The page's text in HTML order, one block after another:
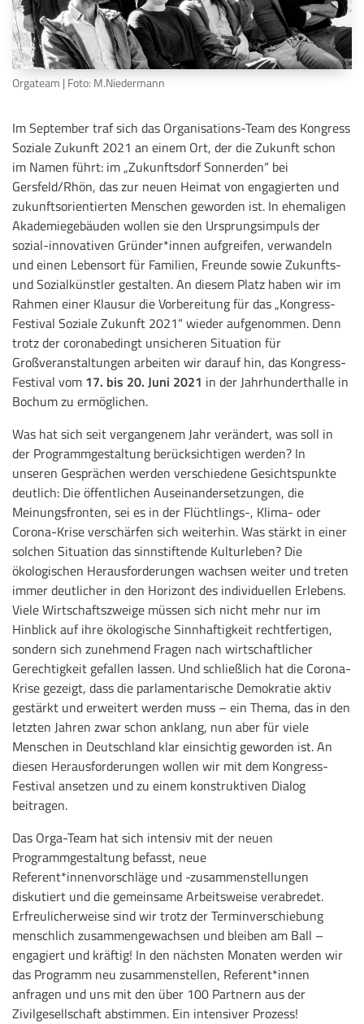
Orgateam | Foto: M.Niedermann
Im September traf sich das Organisations-Team des Kongress
Soziale Zukunft 2021 an einem Ort, der die Zukunft schon
im Namen führt: im „Zukunftsdorf Sonnerden“ bei
Gersfeld/Rhön, das zur neuen Heimat von engagierten und
zukunftsorientierten Menschen geworden ist. In ehemaligen
Akademiegebäuden wollen sie den Ursprungsimpuls der
sozial-innovativen Gründer*innen aufgreifen, verwandeln
und einen Lebensort für Familien, Freunde sowie Zukunfts-
und Sozialkünstler gestalten. An diesem Platz haben wir im
Rahmen einer Klausur die Vorbereitung für das „Kongress-
Festival Soziale Zukunft 2021“ wieder aufgenommen. Denn
trotz der coronabedingt unsicheren Situation für
Großveranstaltungen arbeiten wir darauf hin, das Kongress-
Festival vom 17. bis 20. Juni 2021 in der Jahrhunderthalle in
Bochum zu ermöglichen.
Was hat sich seit vergangenem Jahr verändert, was soll in
der Programmgestaltung berücksichtigen werden? In
unseren Gesprächen werden verschiedene Gesichtspunkte
deutlich: Die öffentlichen Auseinandersetzungen, die
Meinungsfronten, sei es in der Flüchtlings-, Klima- oder
Corona-Krise verschärfen sich weiterhin. Was stärkt in einer
solchen Situation das sinnstiftende Kulturleben? Die
ökologischen Herausforderungen wachsen weiter und treten
immer deutlicher in den Horizont des individuellen Erlebens.
Viele Wirtschaftszweige müssen sich nicht mehr nur im
Hinblick auf ihre ökologische Sinnhaftigkeit rechtfertigen,
sondern sich zunehmend Fragen nach wirtschaftlicher
Gerechtigkeit gefallen lassen. Und schließlich hat die Corona-
Krise gezeigt, dass die parlamentarische Demokratie aktiv
gestärkt und erweitert werden muss – ein Thema, das in den
letzten Jahren zwar schon anklang, nun aber für viele
Menschen in Deutschland klar einsichtig geworden ist. An
diesen Herausforderungen wollen wir mit dem Kongress-
Festival ansetzen und zu einem konstruktiven Dialog
beitragen.
Das Orga-Team hat sich intensiv mit der neuen
Programmgestaltung befasst, neue
Referent*innenvorschläge und -zusammenstellungen
diskutiert und die gemeinsame Arbeitsweise verabredet.
Erfreulicherweise sind wir trotz der Terminverschiebung
menschlich zusammengewachsen und bleiben am Ball –
engagiert und kräftig! In den nächsten Monaten werden wir
das Programm neu zusammenstellen, Referent*innen
anfragen und uns mit den über 100 Partnern aus der
Zivilgesellschaft abstimmen. Ein intensiver Prozess!